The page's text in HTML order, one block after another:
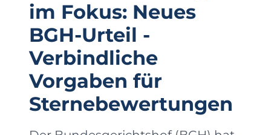
im Fokus: Neues
BGH-Urteil -
Verbindliche
Vorgaben für
Sternebewertungen